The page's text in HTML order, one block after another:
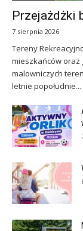
Przejażdżki
7 sierpnia 2026
Tereny
mieszkańców oraz
malowniczych
letnie popołudnie...